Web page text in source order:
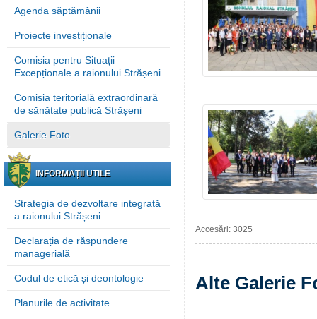
Agenda săptămânii
Proiecte investiționale
Comisia pentru Situații
Excepționale a raionului Strășeni
Comisia teritorială extraordinară
de sănătate publică Strășeni
Galerie Foto
INFORMAȚII UTILE
Strategia de dezvoltare integrată
a raionului Strășeni
Declarația de răspundere
managerială
Codul de etică și deontologie
Planurile de activitate
Accesări: 3025
Alte Galerie